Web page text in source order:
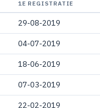
1E REGISTRATIE
29-08-2019
04-07-2019
18-06-2019
07-03-2019
22-02-2019